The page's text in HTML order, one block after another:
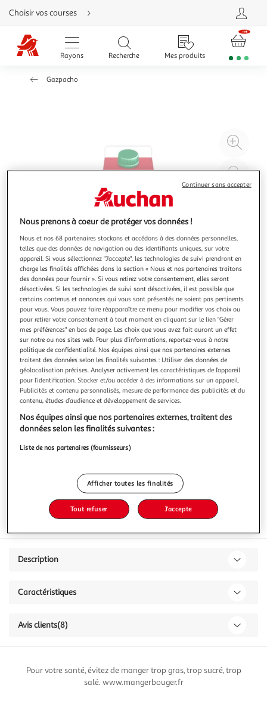
Aller
directement
au
contenu
Aller
directement
Aller
Choisir vos courses
Rayons Recherche Mes produits
Gazpacho
à
4.8 (8)
ALVALLE
Gazpacho l'original
Inspirée des recettes traditionnelles espagnoles, Alvalle
vous propose des gazpachos préparés avec des légumes
frais*, récoltés à maturité et gorgés de soleil. Chaque
recette préserve le goût des légumes, sans colorant ni
conservateur. Alvalle mise sur la qualité des ingrédients et
le respect du sav
En savoir +
Vous voulez connaître le prix de ce produit ?
Afficher le prix
Description
Caractéristiques
Avis clients(8)
Pour votre santé, évitez de manger trop gras, trop sucré, trop
salé. www.mangerbouger.fr
Nous prenons à coeur de protéger vos données !
Nous et nos 68 partenaires stockons et accédons à des données personnelles,
telles que des données de navigation ou des identifiants uniques, sur votre
appareil. Si vous sélectionnez "J'accepte", les technologies de suivi prendront en
charge les finalités affichées dans la section « Nous et nos partenaires traitons
des données pour fournir ». Si vous retirez votre consentement, elles seront
désactivées. Si les technologies de suivi sont désactivées, il est possible que
certains contenus et annonces qui vous sont présentés ne soient pas pertinents
pour vous. Vous pouvez faire réapparaître ce menu pour modifier vos choix ou
pour retirer votre consentement à tout moment en cliquant sur le lien "Gérer
mes préférences" en bas de page. Les choix que vous avez fait auront un effet
sur notre ou nos sites web. Pour plus d’informations, reportez-vous à notre
politique de confidentialité. Nos équipes ainsi que nos partenaires externes
traitent des données selon les finalités suivantes : Utiliser des données de
géolocalisation précises. Analyser activement les caractéristiques de l’appareil
pour l’identification. Stocker et/ou accéder à des informations sur un appareil.
Publicités et contenu personnalisés, mesure de performance des publicités et du
contenu, études d’audience et développement de services.
Nos équipes ainsi que nos partenaires externes, traitent des
données selon les finalités suivantes :
Liste de nos partenaires (fournisseurs)
Afficher toutes les finalités
Tout refuser J'accepte
Continuer sans accepter